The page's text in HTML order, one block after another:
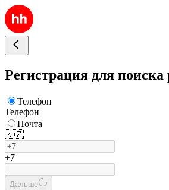
Регистрация для поиска
Телефон
Телефон
Почта
🇰🇿
+7
Дальше